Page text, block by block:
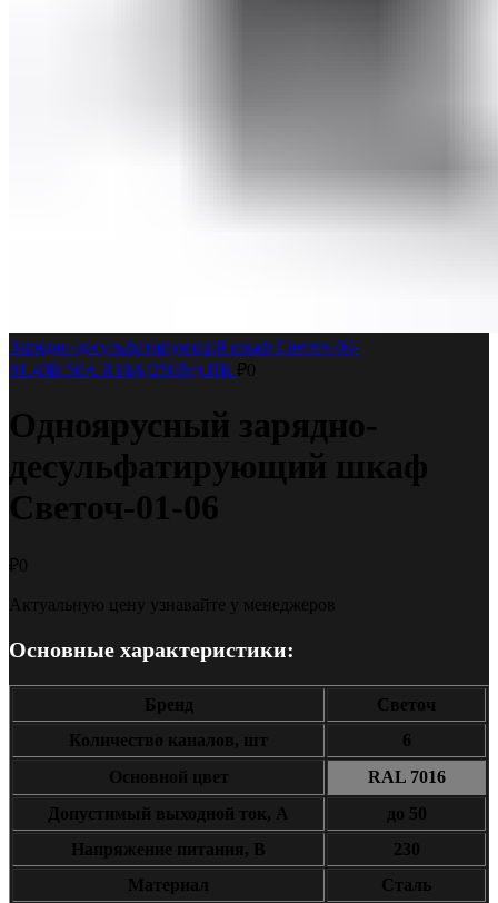
Зарядно-десульфатирующий шкаф Светоч-04-
01.40B.50A.R18A(250Вт).ПК ₽0
Одноярусный зарядно-
десульфатирующий шкаф
Светоч-01-06
₽0
Актуальную цену узнавайте у менеджеров
Основные характеристики:
Бренд
Светоч
Количество каналов, шт
6
Основной цвет
RAL 7016
Допустимый выходной ток, А
до 50
Напряжение питания, В
230
Материал
Сталь